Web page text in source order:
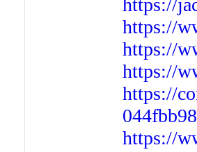
https://
https://
https://
https://
https://
https://